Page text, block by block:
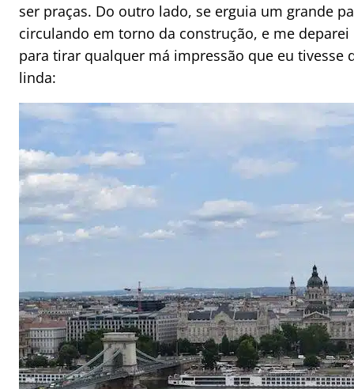
ser praças. Do outro lado, se erguia um grande
circulando em torno da construção, e me
para tirar qualquer má impressão que eu tivesse
linda: